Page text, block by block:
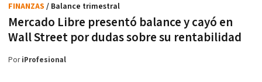
Mercado Libre presentó balance y cayó en
Wall Street por dudas sobre su rentabilidad
FINANZAS / Balance trimestral
PoriProfesional